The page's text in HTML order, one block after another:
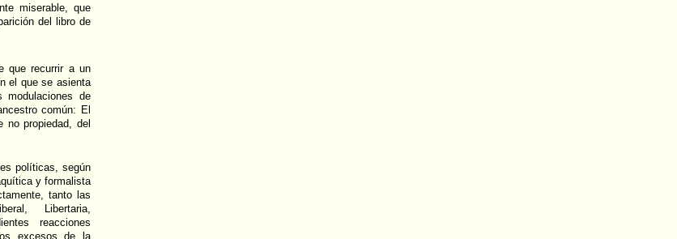
miserable, que
del libro de
que recurrir a un
el que se asienta
de
común: El
no propiedad, del
políticas, según
y formalista
tanto las
Libertaria,
reacciones
excesos de la